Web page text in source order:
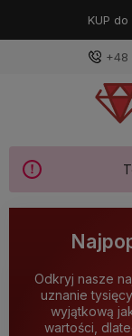
KUP
+48
Odkryj nasze
uznanie
wyjątkową
wartości,